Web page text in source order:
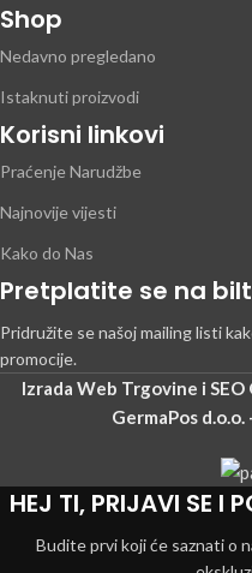
Shop
Nedavno pregledano
Istaknuti proizvodi
Korisni linkovi
Praćenje Narudžbe
Najnovije vijesti
Kako do Nas
Pretplatite se na
Pridružite se našoj mailing listi
promocije.
Izrada Web Trgovine i
GermaPos
HEJ TI, PRIJAVI SE I
Budite prvi koji će saznati o